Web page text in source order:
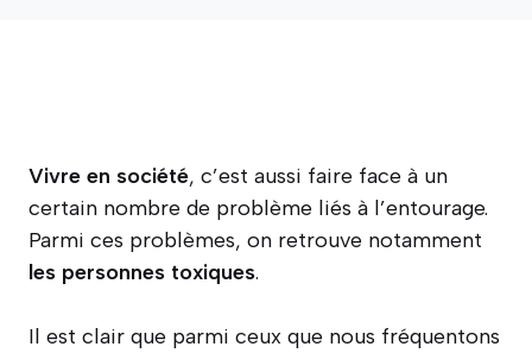
Vivre en société, c’est aussi faire face à un
certain nombre de problème liés à l’entourage.
Parmi ces problèmes, on retrouve notamment
les personnes toxiques.
Il est clair que parmi ceux que nous fréquentons